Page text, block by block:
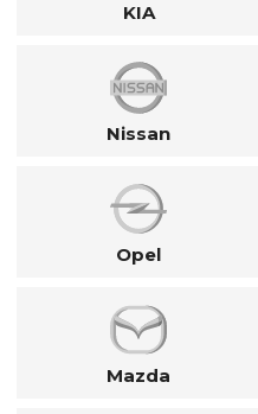
KIA
Nissan
Opel
Mazda